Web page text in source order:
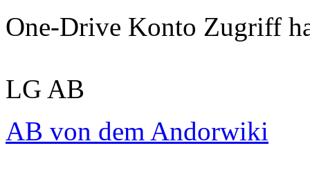
One-Drive Konto Zugriff
LG AB
AB von dem Andorwiki